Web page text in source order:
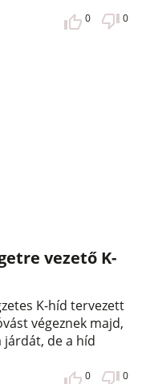
0 0
vezető K-
K-híd tervezett
végeznek majd,
járdát, de a híd
0 0